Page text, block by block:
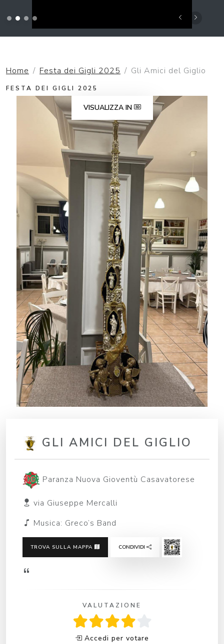
Home Festa dei Gigli 2025 Gli Amici del Giglio
FESTA DEI GIGLI 2025
VISUALIZZA IN
GLI AMICI DEL GIGLIO
Paranza Nuova Gioventù Casavatorese
via Giuseppe Mercalli
Musica: Greco’s Band
TROVA SULLA MAPPA CONDIVIDI
VALUTAZIONE
Accedi per votare